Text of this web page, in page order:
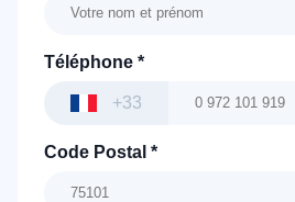
Téléphone *
+33
Code Postal *